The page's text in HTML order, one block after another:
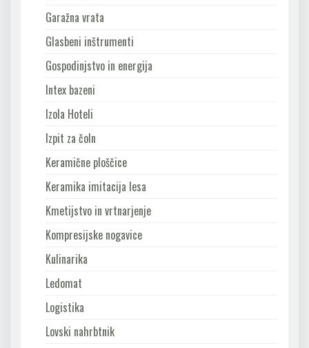
Garažna vrata
Glasbeni inštrumenti
Gospodinjstvo in energija
Intex bazeni
Izola Hoteli
Izpit za čoln
Keramične ploščice
Keramika imitacija lesa
Kmetijstvo in vrtnarjenje
Kompresijske nogavice
Kulinarika
Ledomat
Logistika
Lovski nahrbtnik